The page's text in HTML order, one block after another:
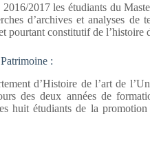
2017 les étudiants du
d’archives et analyses
pourtant constitutif de l’histoire
:
d’Histoire de l’art de
des deux années de
huit étudiants de la